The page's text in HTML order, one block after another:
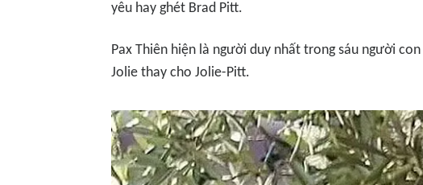
yêu hay ghét Brad Pitt.
Pax Thiên hiện là người duy nhất trong sáu người
Jolie thay cho Jolie-Pitt.